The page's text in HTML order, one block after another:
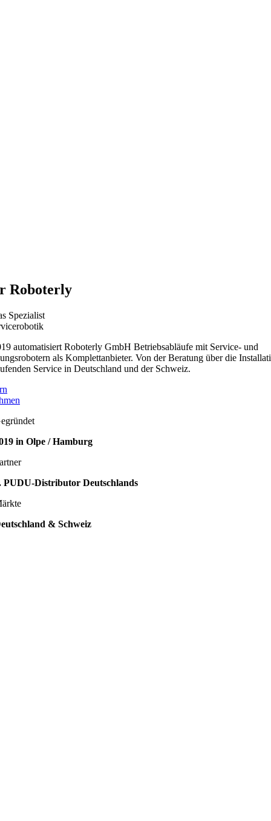
Roboterly
Spezialist
automatisiert Roboterly GmbH Betriebsabläufe mit Service- und
als Komplettanbieter. Von der Beratung über die
Service in Deutschland und der Schweiz.
in Olpe / Hamburg
PUDU-Distributor Deutschlands
& Schweiz